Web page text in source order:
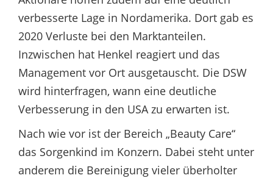
verbesserte Lage in Nordamerika. Dort gab es
2020 Verluste bei den Marktanteilen.
Inzwischen hat Henkel reagiert und das
Management vor Ort ausgetauscht. Die DSW
wird hinterfragen, wann eine deutliche
Verbesserung in den USA zu erwarten ist.
Nach wie vor ist der Bereich „Beauty Care“
das Sorgenkind im Konzern. Dabei steht unter
anderem die Bereinigung vieler überholter